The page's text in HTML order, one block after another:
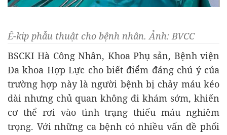
Ê-kip phẫu thuật cho bệnh nhân. Ảnh: BVCC
BSCKI Hà Công Nhân, Khoa Phụ sản, Bệnh viện
Đa khoa Hợp Lực cho biết điểm đáng chú ý của
trường hợp này là người bệnh bị chảy máu kéo
dài nhưng chủ quan không đi khám sớm, khiến
cơ thể rơi vào tình trạng thiếu máu nghiêm
trọng. Với những ca bệnh có nhiều vấn đề phối